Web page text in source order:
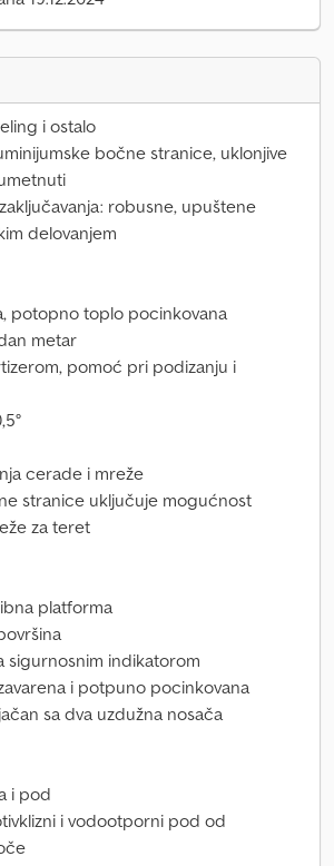
i ostalo
bočne stranice, uklonjive
robusne, upuštene
delovanjem
potopno toplo pocinkovana
metar
pomoć pri podizanju i
cerade i mreže
stranice uključuje mogućnost
za teret
platforma
sigurnosnim indikatorom
i potpuno pocinkovana
sa dva uzdužna nosača
i pod
i vodootporni pod od